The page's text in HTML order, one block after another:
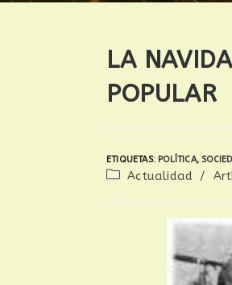
LA
POPULAR
ETIQUETAS: POLÍTICA,
Actualidad /